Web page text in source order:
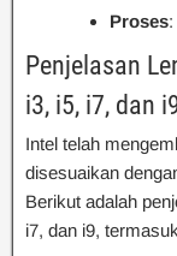
Proses
Penjelasan
i3, i5, i7, dan
Intel telah
disesuaikan
Berikut adalah
i7, dan i9,